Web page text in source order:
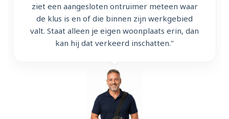
ziet een aangesloten ontruimer meteen waar
de klus is en of die binnen zijn werkgebied
valt. Staat alleen je eigen woonplaats erin, dan
kan hij dat verkeerd inschatten."